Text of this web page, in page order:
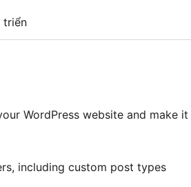
triển
WordPress website and make it
including custom post types